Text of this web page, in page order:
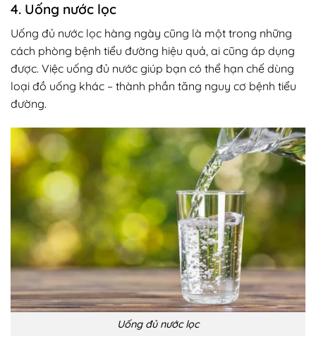
4. Uống nước lọc
Uống đủ nước lọc hàng ngày cũng là một trong những
cách phòng bệnh tiểu đường hiệu quả, ai cũng áp dụng
được. Việc uống đủ nước giúp bạn có thể hạn chế dùng
loại đồ uống khác – thành phần tăng nguy cơ bệnh tiểu
đường.
Uống đủ nước lọc